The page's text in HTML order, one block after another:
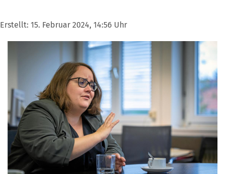
Erstellt: 15. Februar 2024, 14:56 Uhr